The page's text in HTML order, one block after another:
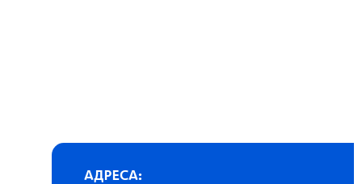
АДРЕСА: